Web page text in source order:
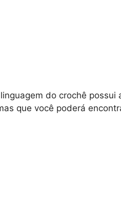
do crochê
que você poderá